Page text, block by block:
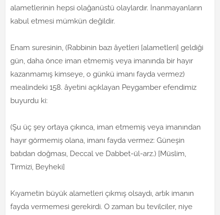
alametlerinin hepsi olağanüstü olaylardır. İnanmayanların
kabul etmesi mümkün değildir.
Enam suresinin, (Rabbinin bazı âyetleri [alametleri] geldiği
gün, daha önce iman etmemiş veya imanında bir hayır
kazanmamış kimseye, o günkü imanı fayda vermez)
mealindeki 158. âyetini açıklayan Peygamber efendimiz
buyurdu ki:
(Şu üç şey ortaya çıkınca, iman etmemiş veya imanından
hayır görmemiş olana, imanı fayda vermez: Güneşin
batıdan doğması, Deccal ve Dabbet-ül-arz.) [Müslim,
Tirmizi, Beyheki]
Kıyametin büyük alametleri çıkmış olsaydı, artık imanın
fayda vermemesi gerekirdi. O zaman bu tevilciler, niye